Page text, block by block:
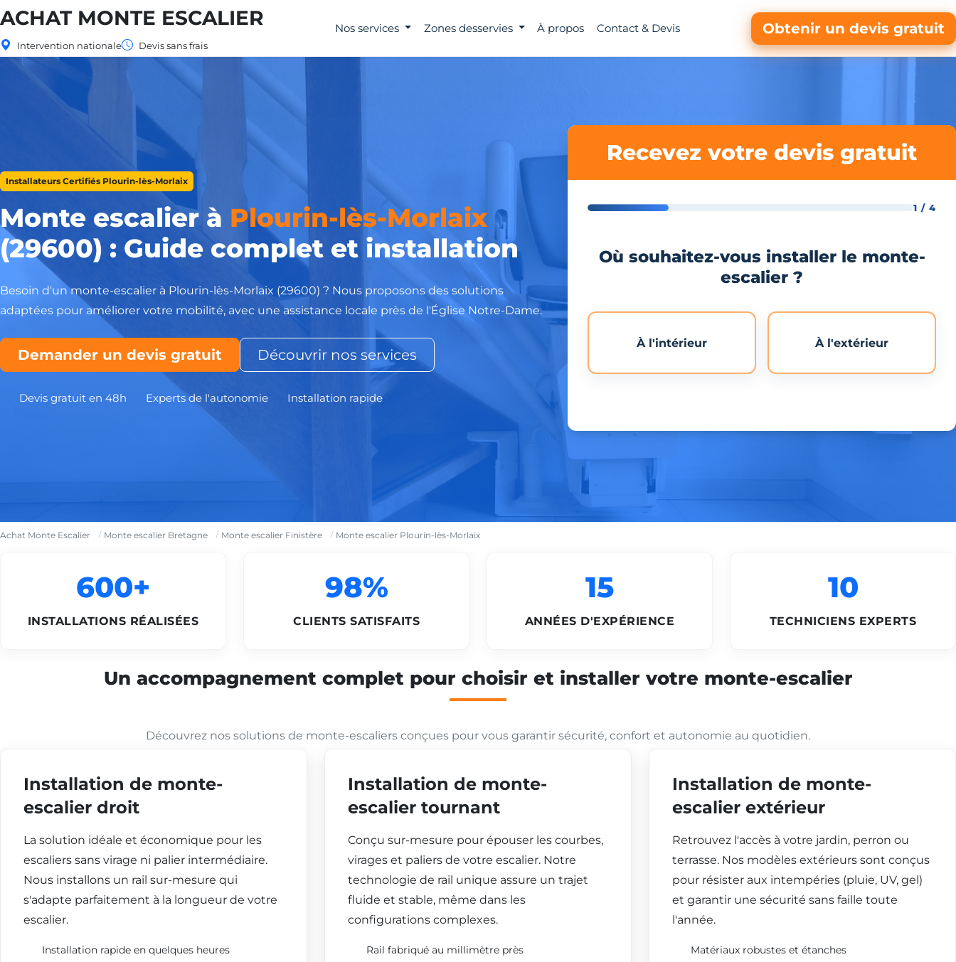
ACHAT MONTE ESCALIER
Intervention nationale Devis sans frais
Nos services Zones desservies À propos Contact & Devis Obtenir un devis gratuit
Installateurs Certifiés Plourin-lès-Morlaix
Monte escalier à Plourin-lès-Morlaix
(29600) : Guide complet et installation
Besoin d'un monte-escalier à Plourin-lès-Morlaix (29600) ? Nous proposons des solutions
adaptées pour améliorer votre mobilité, avec une assistance locale près de l'Église Notre-Dame.
Demander un devis gratuit Découvrir nos services
Devis gratuit en 48h Experts de l'autonomie Installation rapide
Recevez votre devis gratuit
1 / 4
Où souhaitez-vous installer le monte-
escalier ?
À l'intérieur À l'extérieur
Achat Monte Escalier Monte escalier Bretagne Monte escalier Finistère Monte escalier Plourin-lès-Morlaix
600+
INSTALLATIONS RÉALISÉES
98%
CLIENTS SATISFAITS
15
ANNÉES D'EXPÉRIENCE
10
TECHNICIENS EXPERTS
Un accompagnement complet pour choisir et installer votre monte-escalier
Découvrez nos solutions de monte-escaliers conçues pour vous garantir sécurité, confort et autonomie au quotidien.
Installation de monte-
escalier droit
La solution idéale et économique pour les
escaliers sans virage ni palier intermédiaire.
Nous installons un rail sur-mesure qui
s'adapte parfaitement à la longueur de votre
escalier.
Installation rapide en quelques heures
Installation de monte-
escalier tournant
Conçu sur-mesure pour épouser les courbes,
virages et paliers de votre escalier. Notre
technologie de rail unique assure un trajet
fluide et stable, même dans les
configurations complexes.
Rail fabriqué au millimètre près
Installation de monte-
escalier extérieur
Retrouvez l'accès à votre jardin, perron ou
terrasse. Nos modèles extérieurs sont conçus
pour résister aux intempéries (pluie, UV, gel)
et garantir une sécurité sans faille toute
l'année.
Matériaux robustes et étanches